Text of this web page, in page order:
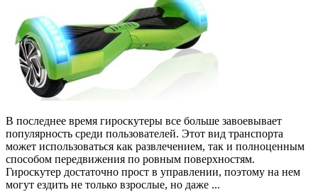
можно
купить
недорогой
гироскутер
В последнее время гироскутеры все больше завоевывает
популярность среди пользователей. Этот вид транспорта
может использоваться как развлечением, так и полноценным
способом передвижения по ровным поверхностям.
Гироскутер достаточно прост в управлении, поэтому на нем
могут ездить не только взрослые, но даже ...